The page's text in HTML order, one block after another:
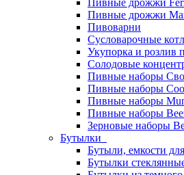
Пивные дрожжи
Пивные дрожжи
Пивоварни
Сусловарочные
Укупорка и розлив
Солодовые
Пивные наборы
Пивные наборы
Пивные наборы
Пивные наборы
Зерновые наборы
Бутылки
Бутыли, емкости
Бутылки